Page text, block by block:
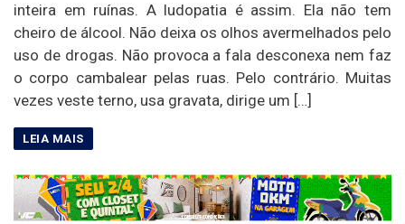
inteira em ruínas. A ludopatia é assim. Ela não tem
cheiro de álcool. Não deixa os olhos avermelhados pelo
uso de drogas. Não provoca a fala desconexa nem faz
o corpo cambalear pelas ruas. Pelo contrário. Muitas
vezes veste terno, usa gravata, dirige um […]